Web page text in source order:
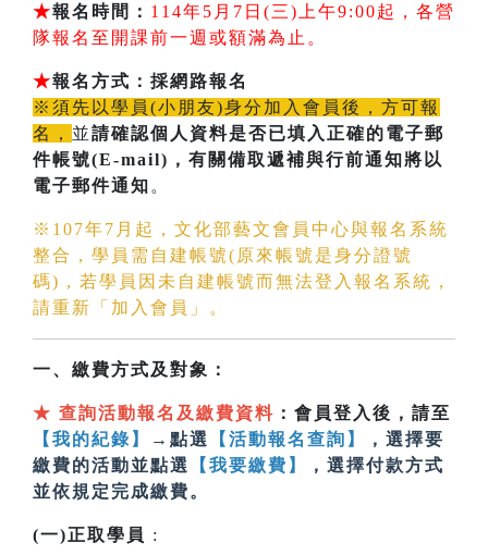
★報名時間： 114年5月7日(三)上午9:00起，各營
隊報名至開課前一週或額滿為止。
★報名方式：採網路報名
※須先以學員(小朋友)身分加入會員後，方可報
名， 並請確認個人資料是否已填入正確的電子郵
件帳號(E-mail) ，有關備取遞補與行前通知將以
電子郵件通知 。
※107年7月起，文化部藝文會員中心與報名系統
整合，學員需自建帳號(原來帳號是身分證號
碼)，若學員因未自建帳號而無法登入報名系統，
請重新「加入會員」。
一、繳費方式及對象：
★ 查詢活動報名及繳費資料 ：會員登入後，請至
【我的紀錄】
→點選 【活動報名查詢】
，選擇要
繳費的活動並點選
【我要繳費】
，選擇付款方式
並依規定完成繳費。
(一)正取學員 :